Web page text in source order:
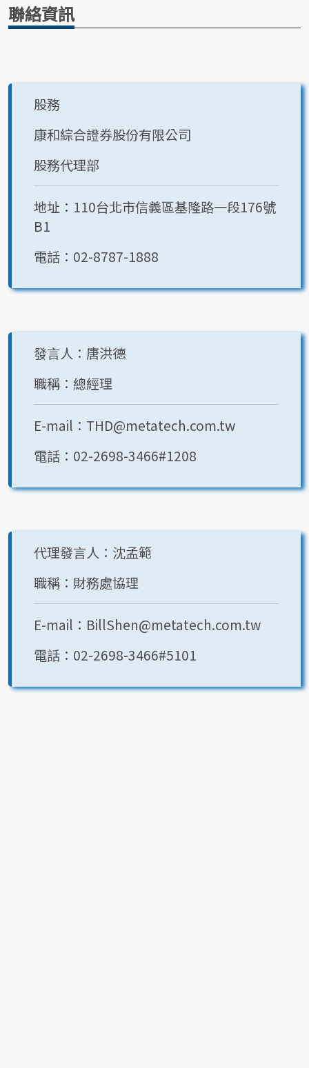
聯絡資訊
股務
康和綜合證券股份有限公司
股務代理部
地址：110台北市信義區基隆路一段176號
B1
電話：02-8787-1888
發言人：唐洪德
職稱：總經理
E-mail：THD@metatech.com.tw
電話：02-2698-3466#1208
代理發言人：沈孟範
職稱：財務處協理
E-mail：BillShen@metatech.com.tw
電話：02-2698-3466#5101